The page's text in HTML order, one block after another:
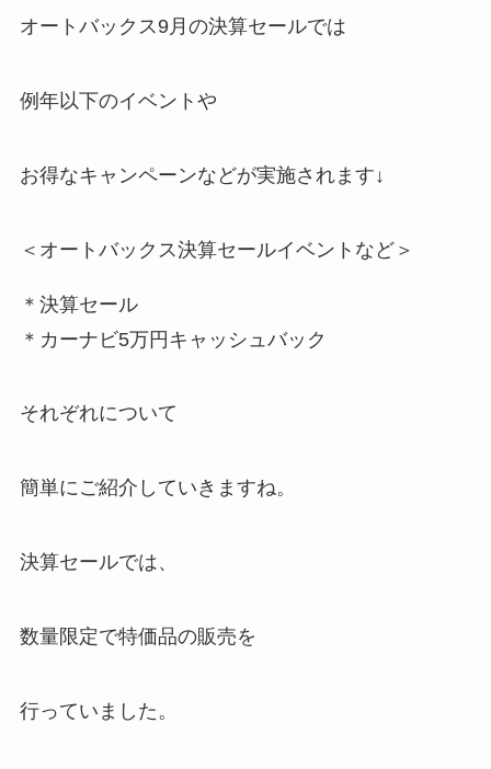
オートバックス9月の決算セールでは
例年以下のイベントや
お得なキャンペーンなどが実施されます↓
＜オートバックス決算セールイベントなど＞
＊決算セール
＊カーナビ5万円キャッシュバック
それぞれについて
簡単にご紹介していきますね。
決算セールでは、
数量限定で特価品の販売を
行っていました。